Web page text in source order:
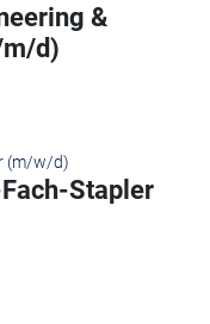
&
d)
Stapler